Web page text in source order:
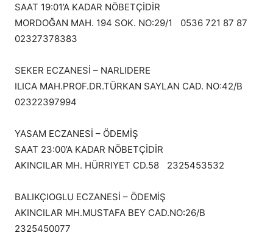
SAAT 19:01’A KADAR NÖBETÇİDİR
MORDOĞAN MAH. 194 SOK. NO:29/1 0536 721 87 87
02327378383
SEKER ECZANESİ – NARLIDERE
ILICA MAH.PROF.DR.TÜRKAN SAYLAN CAD. NO:42/B
02322397994
YASAM ECZANESİ – ÖDEMİŞ
SAAT 23:00’A KADAR NÖBETÇİDİR
AKINCILAR MH. HÜRRIYET CD.58 2325453532
BALIKÇIOGLU ECZANESİ – ÖDEMİŞ
AKINCILAR MH.MUSTAFA BEY CAD.NO:26/B
2325450077